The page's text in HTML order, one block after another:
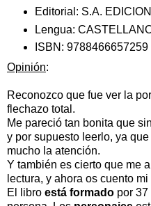
Editorial: S.A.
Lengua:
ISBN: 9788466657259
Opinión:
Reconozco que fue ver la
flechazo total.
Me pareció tan bonita que
y por supuesto leerlo, ya
mucho la atención.
Y también es cierto que me
lectura, y ahora os cuento
El libro está formado por